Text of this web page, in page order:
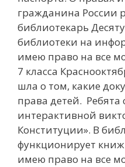
гражданина России
библиотекарь
библиотеки на
имею право на все
7 класса
шла о том, какие
права детей.
интерактивной
Конституции». В
функционирует
имею право на все